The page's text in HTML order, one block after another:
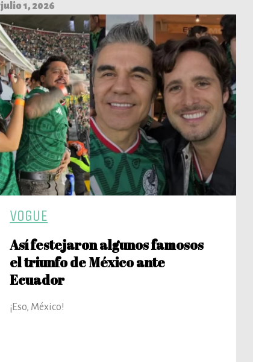
julio 1, 2026
VOGUE
Así festejaron algunos famosos
el triunfo de México ante
Ecuador
¡Eso, México!